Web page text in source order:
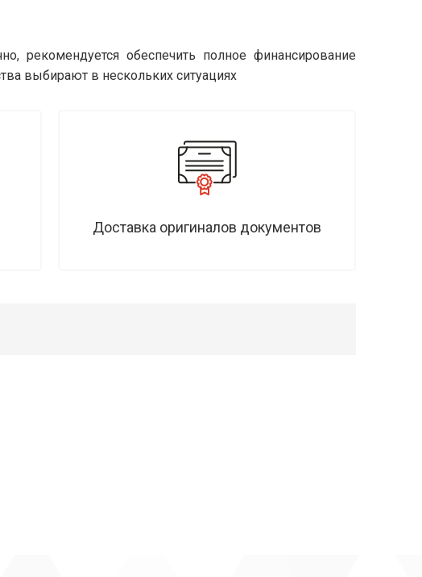
рекомендуется обеспечить полное финансирование
выбирают в нескольких ситуациях
Доставка оригиналов документов